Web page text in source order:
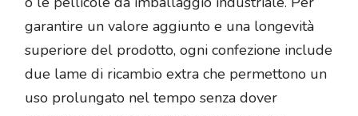
garantire un valore aggiunto e una longevità
superiore del prodotto, ogni confezione include
due lame di ricambio extra che permettono un
uso prolungato nel tempo senza dover